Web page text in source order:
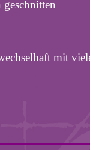
mit